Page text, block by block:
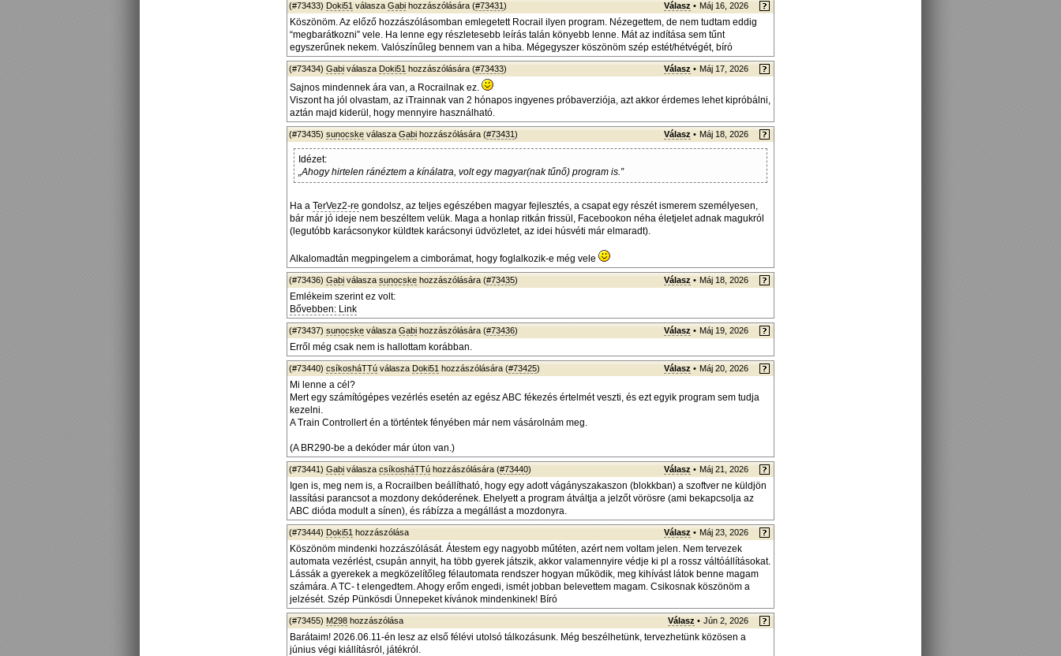
(#73433) Doki51 válasza Gabi hozzászólására (#73431) Válasz • Máj 16, 2026
Köszönöm. Az előző hozzászólásomban emlegetett Rocrail ilyen program. Nézegettem, de nem tudtam eddig
“megbarátkozni” vele. Ha lenne egy részletesebb leírás talán könyebb lenne. Mát az indítása sem tűnt
egyszerűnek nekem. Valószínűleg bennem van a hiba. Mégegyszer köszönöm szép estét/hétvégét, bíró
(#73434) Gabi válasza Doki51 hozzászólására (#73433) Válasz • Máj 17, 2026
Sajnos mindennek ára van, a Rocrailnak ez.
Viszont ha jól olvastam, az iTrainnak van 2 hónapos ingyenes próbaverziója, azt akkor érdemes lehet kipróbálni,
aztán majd kiderül, hogy mennyire használható.
(#73435) sunocske válasza Gabi hozzászólására (#73431) Válasz • Máj 18, 2026
Idézet:
„Ahogy hirtelen ránéztem a kínálatra, volt egy magyar(nak tűnő) program is.”
Ha a TerVez2-re gondolsz, az teljes egészében magyar fejlesztés, a csapat egy részét ismerem személyesen,
bár már jó ideje nem beszéltem velük. Maga a honlap ritkán frissül, Facebookon néha életjelet adnak magukról
(legutóbb karácsonykor küldtek karácsonyi üdvözletet, az idei húsvéti már elmaradt).
Alkalomadtán megpingelem a cimborámat, hogy foglalkozik-e még vele
(#73436) Gabi válasza sunocske hozzászólására (#73435) Válasz • Máj 18, 2026
Emlékeim szerint ez volt:
Bővebben: Link
(#73437) sunocske válasza Gabi hozzászólására (#73436) Válasz • Máj 19, 2026
Erről még csak nem is hallottam korábban.
(#73440) csíkosháTTú válasza Doki51 hozzászólására (#73425) Válasz • Máj 20, 2026
Mi lenne a cél?
Mert egy számítógépes vezérlés esetén az egész ABC fékezés értelmét veszti, és ezt egyik program sem tudja
kezelni.
A Train Controllert én a történtek fényében már nem vásárolnám meg.
(A BR290-be a dekóder már úton van.)
(#73441) Gabi válasza csíkosháTTú hozzászólására (#73440) Válasz • Máj 21, 2026
Igen is, meg nem is, a Rocrailben beállítható, hogy egy adott vágányszakaszon (blokkban) a szoftver ne küldjön
lassítási parancsot a mozdony dekóderének. Ehelyett a program átváltja a jelzőt vörösre (ami bekapcsolja az
ABC dióda modult a sínen), és rábízza a megállást a mozdonyra.
(#73444) Doki51 hozzászólása Válasz • Máj 23, 2026
Köszönöm mindenki hozzászólását. Átestem egy nagyobb műtéten, azért nem voltam jelen. Nem tervezek
automata vezérlést, csupán annyit, ha több gyerek játszik, akkor valamennyire védje ki pl a rossz váltóállításokat.
Lássák a gyerekek a megközelítőleg félautomata rendszer hogyan működik, meg kihívást látok benne magam
számára. A TC- t elengedtem. Ahogy erőm engedi, ismét jobban belevettem magam. Csikosnak köszönöm a
jelzését. Szép Pünkösdi Ünnepeket kívánok mindenkinek! Bíró
(#73455) M298 hozzászólása Válasz • Jún 2, 2026
Barátaim! 2026.06.11-én lesz az első félévi utolsó tálkozásunk. Még beszélhetünk, tervezhetünk közösen a
június végi kiállításról, játékról.